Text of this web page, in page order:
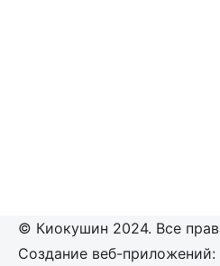
© Киокушин 2024. Все
Создание веб-приложений: